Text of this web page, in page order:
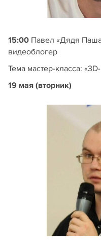
15:00 Павел «Дядя
видеоблогер
Тема мастер-класса:
19 мая (вторник)